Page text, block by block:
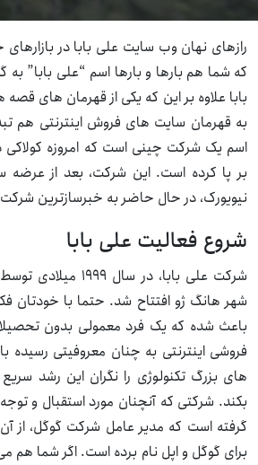
رازهای نهان وب سایت علی بابا در بازارهای
که شما هم بارها و بارها اسم “علی بابا”
بابا علاوه بر این که یکی از قهرمان های
به قهرمان سایت های فروش اینترنتی هم
اسم یک شرکت چینی است که امروزه کولاکی
بر پا کرده است. این شرکت، بعد از عرضه
نیویورک، در حال حاضر به خبرسازترین
شروع فعالیت علی بابا
شهر هانگ ژو افتتاح شد. حتما با خودتان
باعث شده که یک فرد معمولی بدون
فروشی اینترنتی به چنان معروفیتی رسیده
های بزرگ تکنولوژی را نگران این رشد
بکند. شرکتی که آنچنان مورد استقبال و توجه
گرفته است که مدیر عامل شرکت گوگل، از
برای گوگل و اپل نام برده است. اگر شما هم